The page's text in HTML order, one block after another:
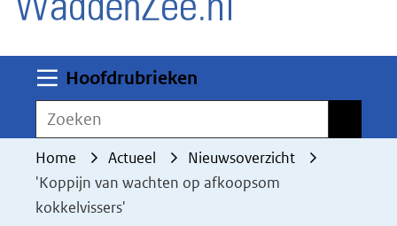
deze
worden
toegestaan
geweigerd.
Hoofdrubrieken
Zoeken
Home Actueel
Nieuwsoverzicht
'Koppijn van wachten op afkoopsom
kokkelvissers'